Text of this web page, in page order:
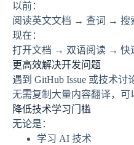
以前：
阅读英文文档 → 查词 → 搜
现在：
打开文档 → 双语阅读 → 快
更高效解决开发问题
遇到 GitHub Issue 或技术讨
无需复制大量内容翻译，可
降低技术学习门槛
无论是：
学习 AI 技术